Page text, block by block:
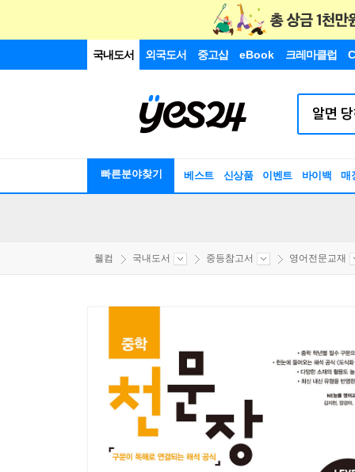
국내도서 외국도서 중고샵 eBook 크레마클럽
빠른분야찾기 베스트 신상품 이벤트 바이백 매
웰컴 국내도서 중등참고서 영어전문교재